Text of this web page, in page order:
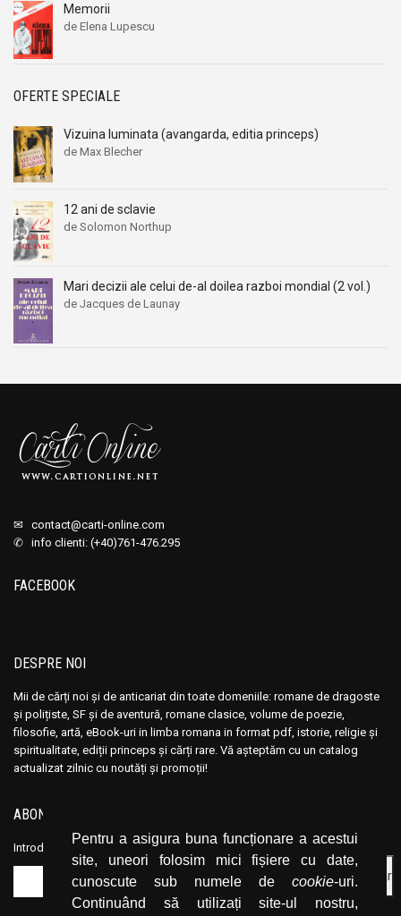
Pentru a asigura buna funcționare a acestui
site, uneori folosim mici fișiere cu date,
cunoscute sub numele de cookie-uri.
Continuând să utilizați site-ul nostru,
Memorii
de Elena Lupescu
OFERTE SPECIALE
Vizuina luminata (avangarda, editia princeps)
de Max Blecher
12 ani de sclavie
de Solomon Northup
Mari decizii ale celui de-al doilea razboi mondial (2 vol.)
de Jacques de Launay
✉ contact@carti-online.com
✆ info clienti: (+40)761-476.295
FACEBOOK
DESPRE NOI
Mii de cărți noi și de anticariat din toate domeniile: romane de dragoste
și polițiste, SF și de aventură, romane clasice, volume de poezie,
filosofie, artă, eBook-uri in limba romana in format pdf, istorie, religie și
spiritualitate, ediții princeps și cărți rare. Vă așteptăm cu un catalog
actualizat zilnic cu noutăți și promoții!
ABONEAZĂ-TE LA NEWSLETTER
Introduceți adresa dvs. de email și dați click pe butonul de abonare.